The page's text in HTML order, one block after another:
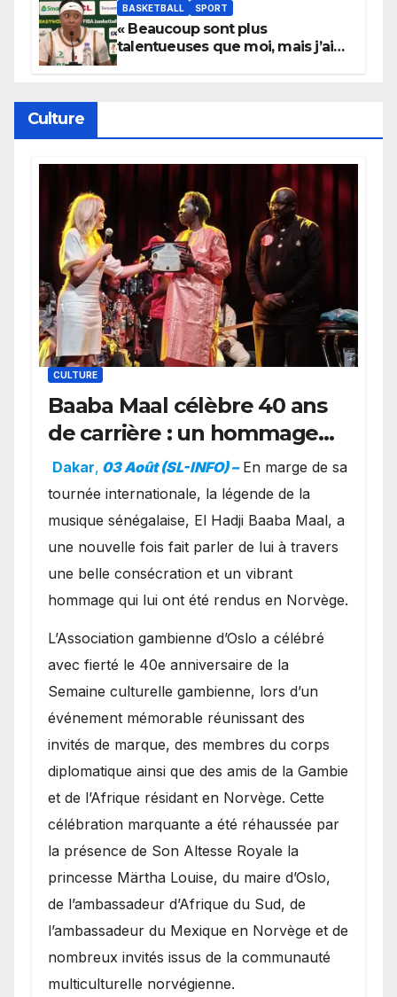
BASKETBALL SPORT
« Beaucoup sont plus
talentueuses que moi, mais j’ai
Culture
CULTURE
Baaba Maal célèbre 40 ans
de carrière : un hommage
exceptionnel à Oslo en
présence de la famille
royale.
Dakar, 03 Août (SL-INFO) – ​En marge de sa
tournée internationale, la légende de la
musique sénégalaise, El Hadji Baaba Maal, a
une nouvelle fois fait parler de lui à travers
une belle consécration et un vibrant
hommage qui lui ont été rendus en Norvège.
​L’Association gambienne d’Oslo a célébré
avec fierté le 40e anniversaire de la
Semaine culturelle gambienne, lors d’un
événement mémorable réunissant des
invités de marque, des membres du corps
diplomatique ainsi que des amis de la Gambie
et de l’Afrique résidant en Norvège. Cette
célébration marquante a été réhaussée par
la présence de Son Altesse Royale la
princesse Märtha Louise, du maire d’Oslo,
de l’ambassadeur d’Afrique du Sud, de
l’ambassadeur du Mexique en Norvège et de
nombreux invités issus de la communauté
multiculturelle norvégienne.